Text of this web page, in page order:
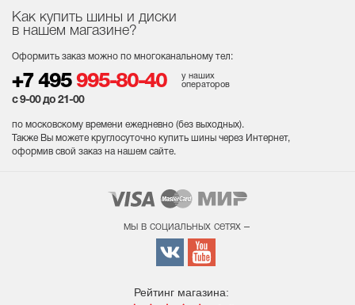
Как купить шины и диски
в нашем магазине?
Оформить заказ можно по многоканальному тел:
+7 495 995-80-40
у наших
операторов
с 9-00 до 21-00
по московскому времени ежедневно (без выходных).
Также Вы можете круглосуточно купить шины через Интернет,
оформив свой заказ на нашем сайте.
мы в социальных сетях –
Рейтинг магазина: